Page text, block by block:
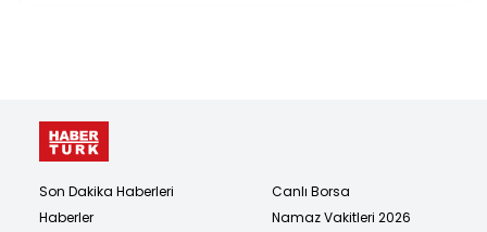
Son Dakika Haberleri
Haberler
Canlı Borsa
Namaz Vakitleri 2026